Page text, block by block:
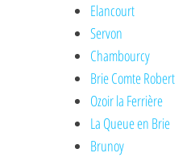
Elancourt
Servon
Chambourcy
Brie Comte Robert
Ozoir la Ferrière
La Queue en Brie
Brunoy